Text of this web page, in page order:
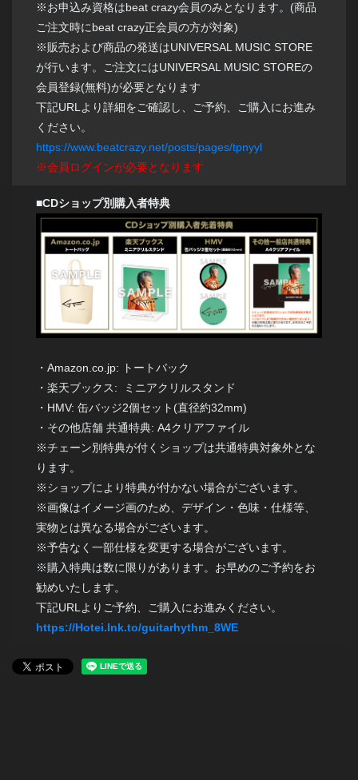
※お申込み資格はbeat crazy会員のみとなります。(商品
ご注文時にbeat crazy正会員の方が対象)
※販売および商品の発送はUNIVERSAL MUSIC STORE
が行います。ご注文にはUNIVERSAL MUSIC STOREの
会員登録(無料)が必要となります
下記URLより詳細をご確認し、ご予約、ご購入にお進み
ください。
https://www.beatcrazy.net/posts/pages/tpnyyl
※会員ログインが必要となります
■CDショップ別購入者特典
・Amazon.co.jp: トートバック
・楽天ブックス: ミニアクリルスタンド
・HMV: 缶バッジ2個セット(直径約32mm)
・その他店舗 共通特典: A4クリアファイル
※チェーン別特典が付くショップは共通特典対象外とな
ります。
※ショップにより特典が付かない場合がございます。
※画像はイメージ画のため、デザイン・色味・仕様等、
実物とは異なる場合がございます。
※予告なく一部仕様を変更する場合がございます。
※購入特典は数に限りがあります。お早めのご予約をお
勧めいたします。
下記URLよりご予約、ご購入にお進みください。
https://Hotei.lnk.to/guitarhythm_8WE